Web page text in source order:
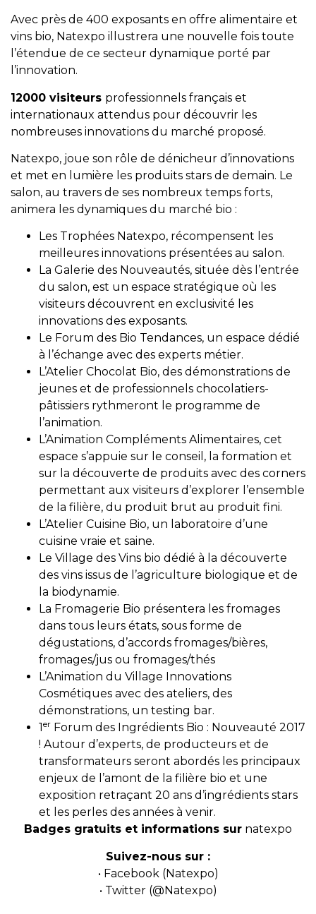
Avec près de 400 exposants en offre alimentaire et
vins bio, Natexpo illustrera une nouvelle fois toute
l’étendue de ce secteur dynamique porté par
l’innovation.
12000 visiteurs professionnels français et
internationaux attendus pour découvrir les
nombreuses innovations du marché proposé.
Natexpo, joue son rôle de dénicheur d’innovations
et met en lumière les produits stars de demain. Le
salon, au travers de ses nombreux temps forts,
animera les dynamiques du marché bio :
Les Trophées Natexpo, récompensent les
meilleures innovations présentées au salon.
La Galerie des Nouveautés, située dès l’entrée
du salon, est un espace stratégique où les
visiteurs découvrent en exclusivité les
innovations des exposants.
Le Forum des Bio Tendances, un espace dédié
à l’échange avec des experts métier.
L’Atelier Chocolat Bio, des démonstrations de
jeunes et de professionnels chocolatiers-
pâtissiers rythmeront le programme de
l’animation.
L’Animation Compléments Alimentaires, cet
espace s’appuie sur le conseil, la formation et
sur la découverte de produits avec des corners
permettant aux visiteurs d’explorer l’ensemble
de la filière, du produit brut au produit fini.
L’Atelier Cuisine Bio, un laboratoire d’une
cuisine vraie et saine.
Le Village des Vins bio dédié à la découverte
des vins issus de l’agriculture biologique et de
la biodynamie.
La Fromagerie Bio présentera les fromages
dans tous leurs états, sous forme de
dégustations, d’accords fromages/bières,
fromages/jus ou fromages/thés
L’Animation du Village Innovations
Cosmétiques avec des ateliers, des
démonstrations, un testing bar.
1 er Forum des Ingrédients Bio : Nouveauté 2017
! Autour d’experts, de producteurs et de
transformateurs seront abordés les principaux
enjeux de l’amont de la filière bio et une
exposition retraçant 20 ans d’ingrédients stars
et les perles des années à venir.
Badges gratuits et informations sur natexpo
Suivez-nous sur :
• Facebook (Natexpo)
• Twitter (@Natexpo)